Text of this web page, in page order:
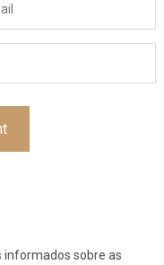
sobre as